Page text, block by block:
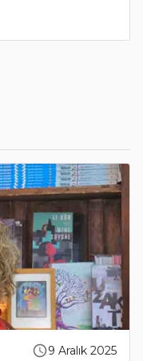
9 Aralık 2025